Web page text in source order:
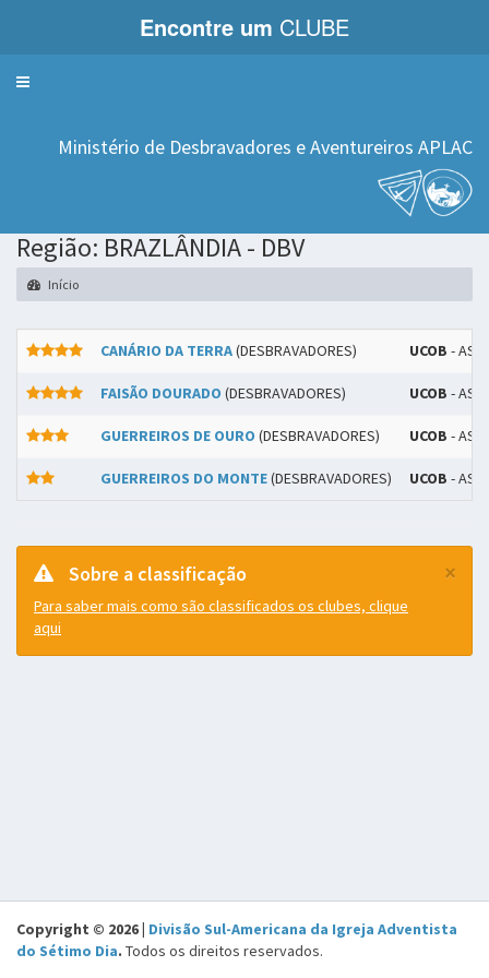
Encontre um CLUBE
Menu
Ministério de Desbravadores e Aventureiros APLAC
Região: BRAZLÂNDIA - DBV
Início
CANÁRIO DA TERRA(DESBRAVADORES) UCOB -
FAISÃO DOURADO (DESBRAVADORES) UCOB -
GUERREIROS DE OURO (DESBRAVADORES) UCOB -
GUERREIROS DO MONTE(DESBRAVADORES) UCOB -
×
Sobre a classificação
Para saber mais como são classificados os clubes, clique
aqui
Copyright © 2026 | Divisão Sul-Americana da Igreja Adventista
do Sétimo Dia. Todos os direitos reservados.